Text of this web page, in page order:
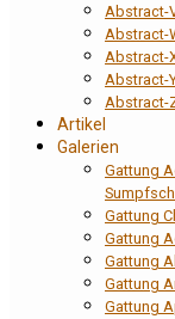
Abstract-
Abstract-
Abstract-
Abstract-
Abstract-
Artikel
Galerien
Gattung
Gattung
Gattung
Gattung
Gattung
Gattung